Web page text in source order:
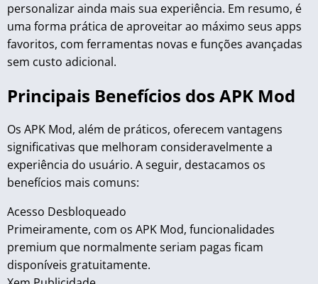
personalizar ainda mais sua experiência. Em resumo, é
uma forma prática de aproveitar ao máximo seus apps
favoritos, com ferramentas novas e funções avançadas
sem custo adicional.
Principais Benefícios dos APK Mod
Os APK Mod, além de práticos, oferecem vantagens
significativas que melhoram consideravelmente a
experiência do usuário. A seguir, destacamos os
benefícios mais comuns:
Acesso Desbloqueado
Primeiramente, com os APK Mod, funcionalidades
premium que normalmente seriam pagas ficam
disponíveis gratuitamente.